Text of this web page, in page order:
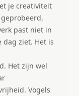
je creativiteit
past niet in
ziet. Het is
Het zijn wel
Vogels